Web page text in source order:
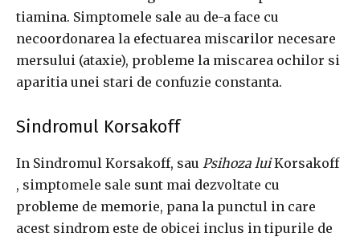
tiamina. Simptomele sale au de-a face cu
necoordonarea la efectuarea miscarilor necesare
mersului (ataxie), probleme la miscarea ochilor si
aparitia unei stari de confuzie constanta.
Sindromul Korsakoff
In Sindromul Korsakoff, sau Psihoza luiKorsakoff
, simptomele sale sunt mai dezvoltate cu
probleme de memorie, pana la punctul in care
acest sindrom este de obicei inclus in tipurile de